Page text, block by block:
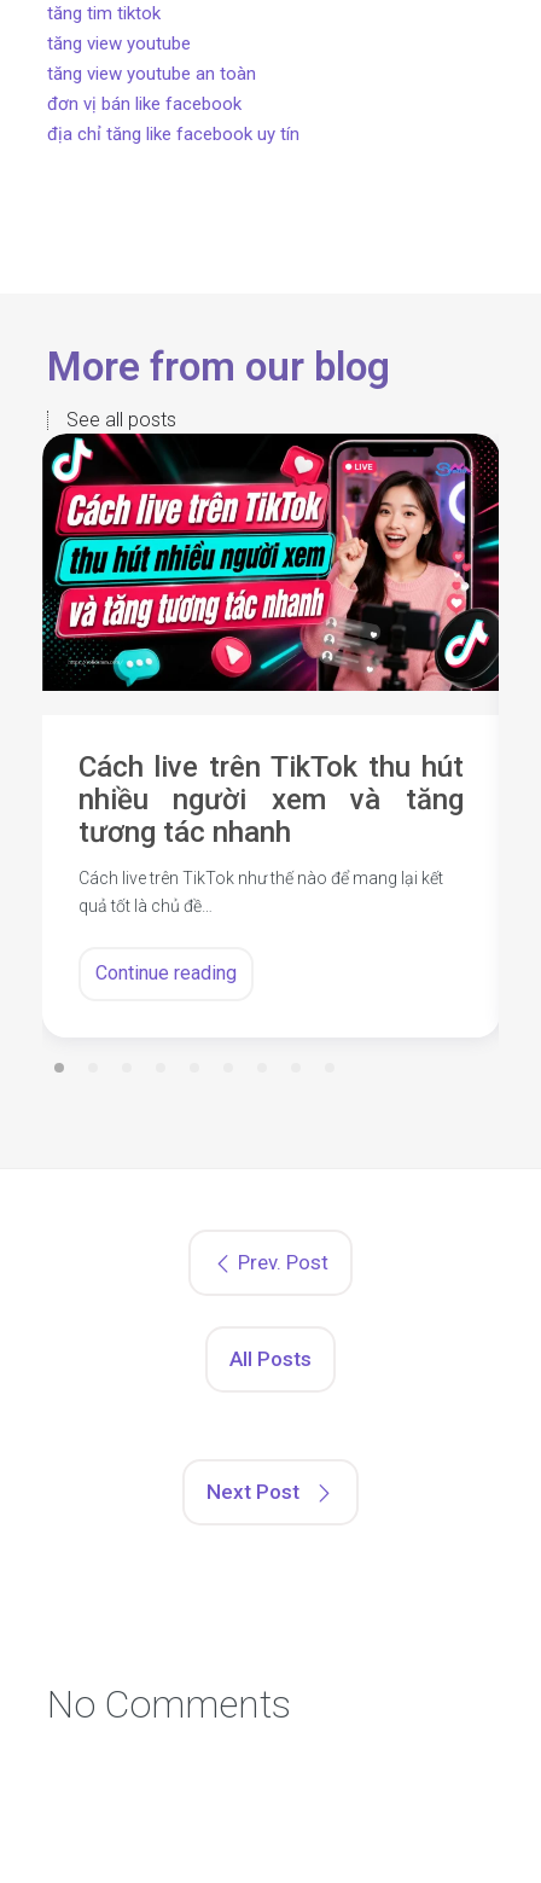
tăng tim tiktok
tăng view youtube
tăng view youtube an toàn
đơn vị bán like facebook
địa chỉ tăng like facebook uy tín
More from our blog
See all posts
Cách live trên TikTok thu hút
nhiều người xem và tăng
tương tác nhanh
Cách live trên TikTok như thế nào để mang lại kết
quả tốt là chủ đề…
Continue reading
Prev. Post
All Posts
Next Post
No Comments